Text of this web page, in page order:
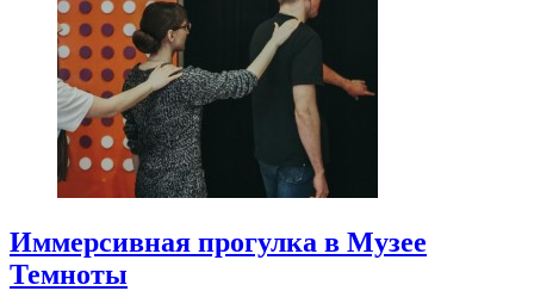
Иммерсивная прогулка в Музее
Темноты